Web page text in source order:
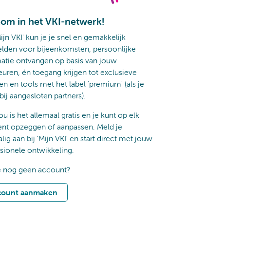
in het VKI-netwerk!
VKI' kun je je snel en gemakkelijk
voor bijeenkomsten, persoonlijke
ontvangen op basis van jouw
én toegang krijgen tot exclusieve
en tools met het label 'premium' (als je
aangesloten partners).
is het allemaal gratis en je kunt op elk
opzeggen of aanpassen. Meld je
aan bij 'Mijn VKI' en start direct met jouw
ontwikkeling.
nog geen account?
aanmaken